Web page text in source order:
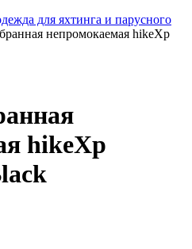
для яхтинга и парусного
непромокаемая hikeXp
hikeXp